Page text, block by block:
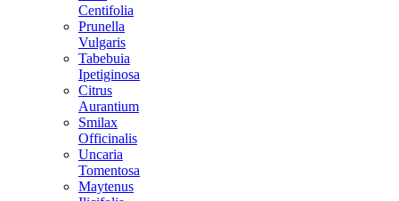
Centifolia
Prunella
Vulgaris
Tabebuia
Ipetiginosa
Citrus
Aurantium
Smilax
Officinalis
Uncaria
Tomentosa
Maytenus